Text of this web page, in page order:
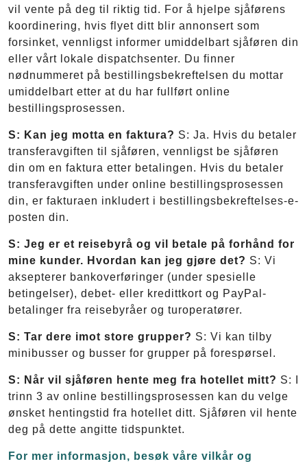
vil vente på deg til riktig tid. For å hjelpe sjåførens
koordinering, hvis flyet ditt blir annonsert som
forsinket, vennligst informer umiddelbart sjåføren din
eller vårt lokale dispatchsenter. Du finner
nødnummeret på bestillingsbekreftelsen du mottar
umiddelbart etter at du har fullført online
bestillingsprosessen.
S: Kan jeg motta en faktura? S: Ja. Hvis du betaler
transferavgiften til sjåføren, vennligst be sjåføren
din om en faktura etter betalingen. Hvis du betaler
transferavgiften under online bestillingsprosessen
din, er fakturaen inkludert i bestillingsbekreftelses-e-
posten din.
S: Jeg er et reisebyrå og vil betale på forhånd for
mine kunder. Hvordan kan jeg gjøre det? S: Vi
aksepterer bankoverføringer (under spesielle
betingelser), debet- eller kredittkort og PayPal-
betalinger fra reisebyråer og turoperatører.
S: Tar dere imot store grupper? S: Vi kan tilby
minibusser og busser for grupper på forespørsel.
S: Når vil sjåføren hente meg fra hotellet mitt? S: I
trinn 3 av online bestillingsprosessen kan du velge
ønsket hentingstid fra hotellet ditt. Sjåføren vil hente
deg på dette angitte tidspunktet.
For mer informasjon, besøk våre vilkår og